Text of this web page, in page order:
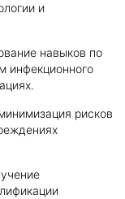
и
навыков по
инфекционного
рисков